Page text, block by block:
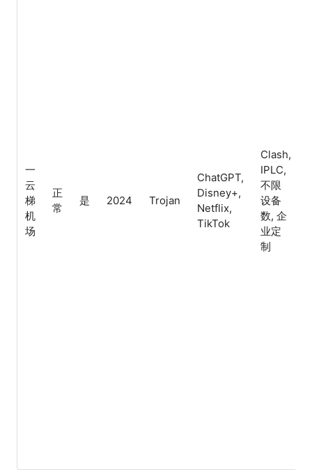
一
云
梯
机
场
正
常
是 2024 Trojan
ChatGPT,
Disney+,
Netflix,
TikTok
Clash,
IPLC,
不限
设备
数, 企
业定
制